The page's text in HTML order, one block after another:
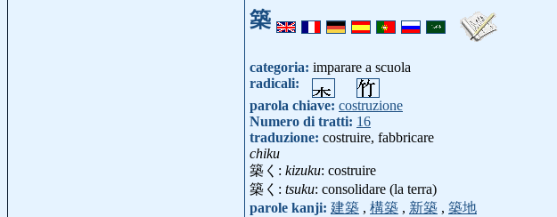
築
categoria: imparare a scuola
radicali:
parola chiave: costruzione
Numero di tratti: 16
traduzione: costruire, fabbricare
chiku
築く: kizuku: costruire
築く: tsuku: consolidare (la terra)
parole kanji: 建築 , 構築 , 新築 , 築地